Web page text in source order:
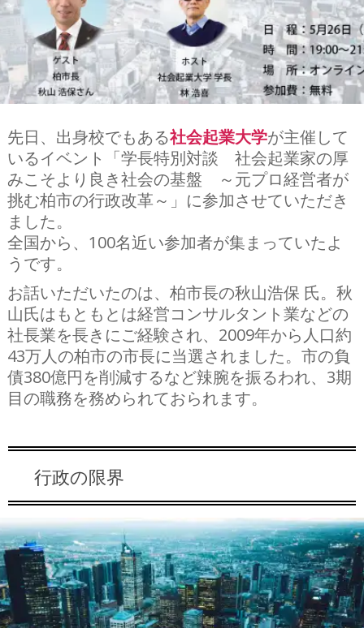
先日、出身校でもある社会起業大学が主催して
いるイベント「学長特別対談 社会起業家の厚
みこそより良き社会の基盤 ～元プロ経営者が
挑む柏市の行政改革～」に参加させていただき
ました。
全国から、100名近い参加者が集まっていたよ
うです。
お話いただいたのは、柏市長の秋山浩保 氏。秋
山氏はもともとは経営コンサルタント業などの
社長業を長きにご経験され、2009年から人口約
43万人の柏市の市長に当選されました。市の負
債380億円を削減するなど辣腕を振るわれ、3期
目の職務を務められておられます。
行政の限界